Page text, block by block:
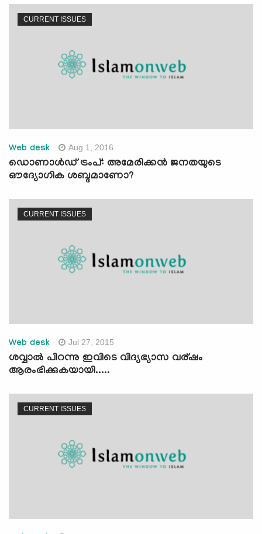
CURRENT ISSUES
Web desk Aug 1, 2016
ഡൊണാള്‍ഡ് ട്രംപ്: അമേരിക്കന്‍ ജനതയുടെ
ഔദ്യോഗിക ശബ്ദമാണോ?
CURRENT ISSUES
Web desk Jul 27, 2015
ശവ്വാല്‍ പിറന്നു ഇവിടെ വിദ്യഭ്യാസ വര്ഷം
ആരംഭിക്കുകയായി.....
CURRENT ISSUES